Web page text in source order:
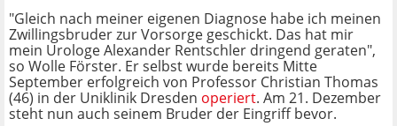
"Gleich nach meiner eigenen Diagnose habe ich meinen
Zwillingsbruder zur Vorsorge geschickt. Das hat mir
mein Urologe Alexander Rentschler dringend geraten",
so Wolle Förster. Er selbst wurde bereits Mitte
September erfolgreich von Professor Christian Thomas
(46) in der Uniklinik Dresden operiert. Am 21. Dezember
steht nun auch seinem Bruder der Eingriff bevor.